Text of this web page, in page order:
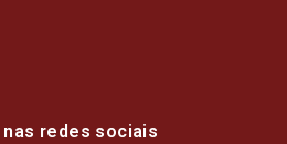
redes sociais